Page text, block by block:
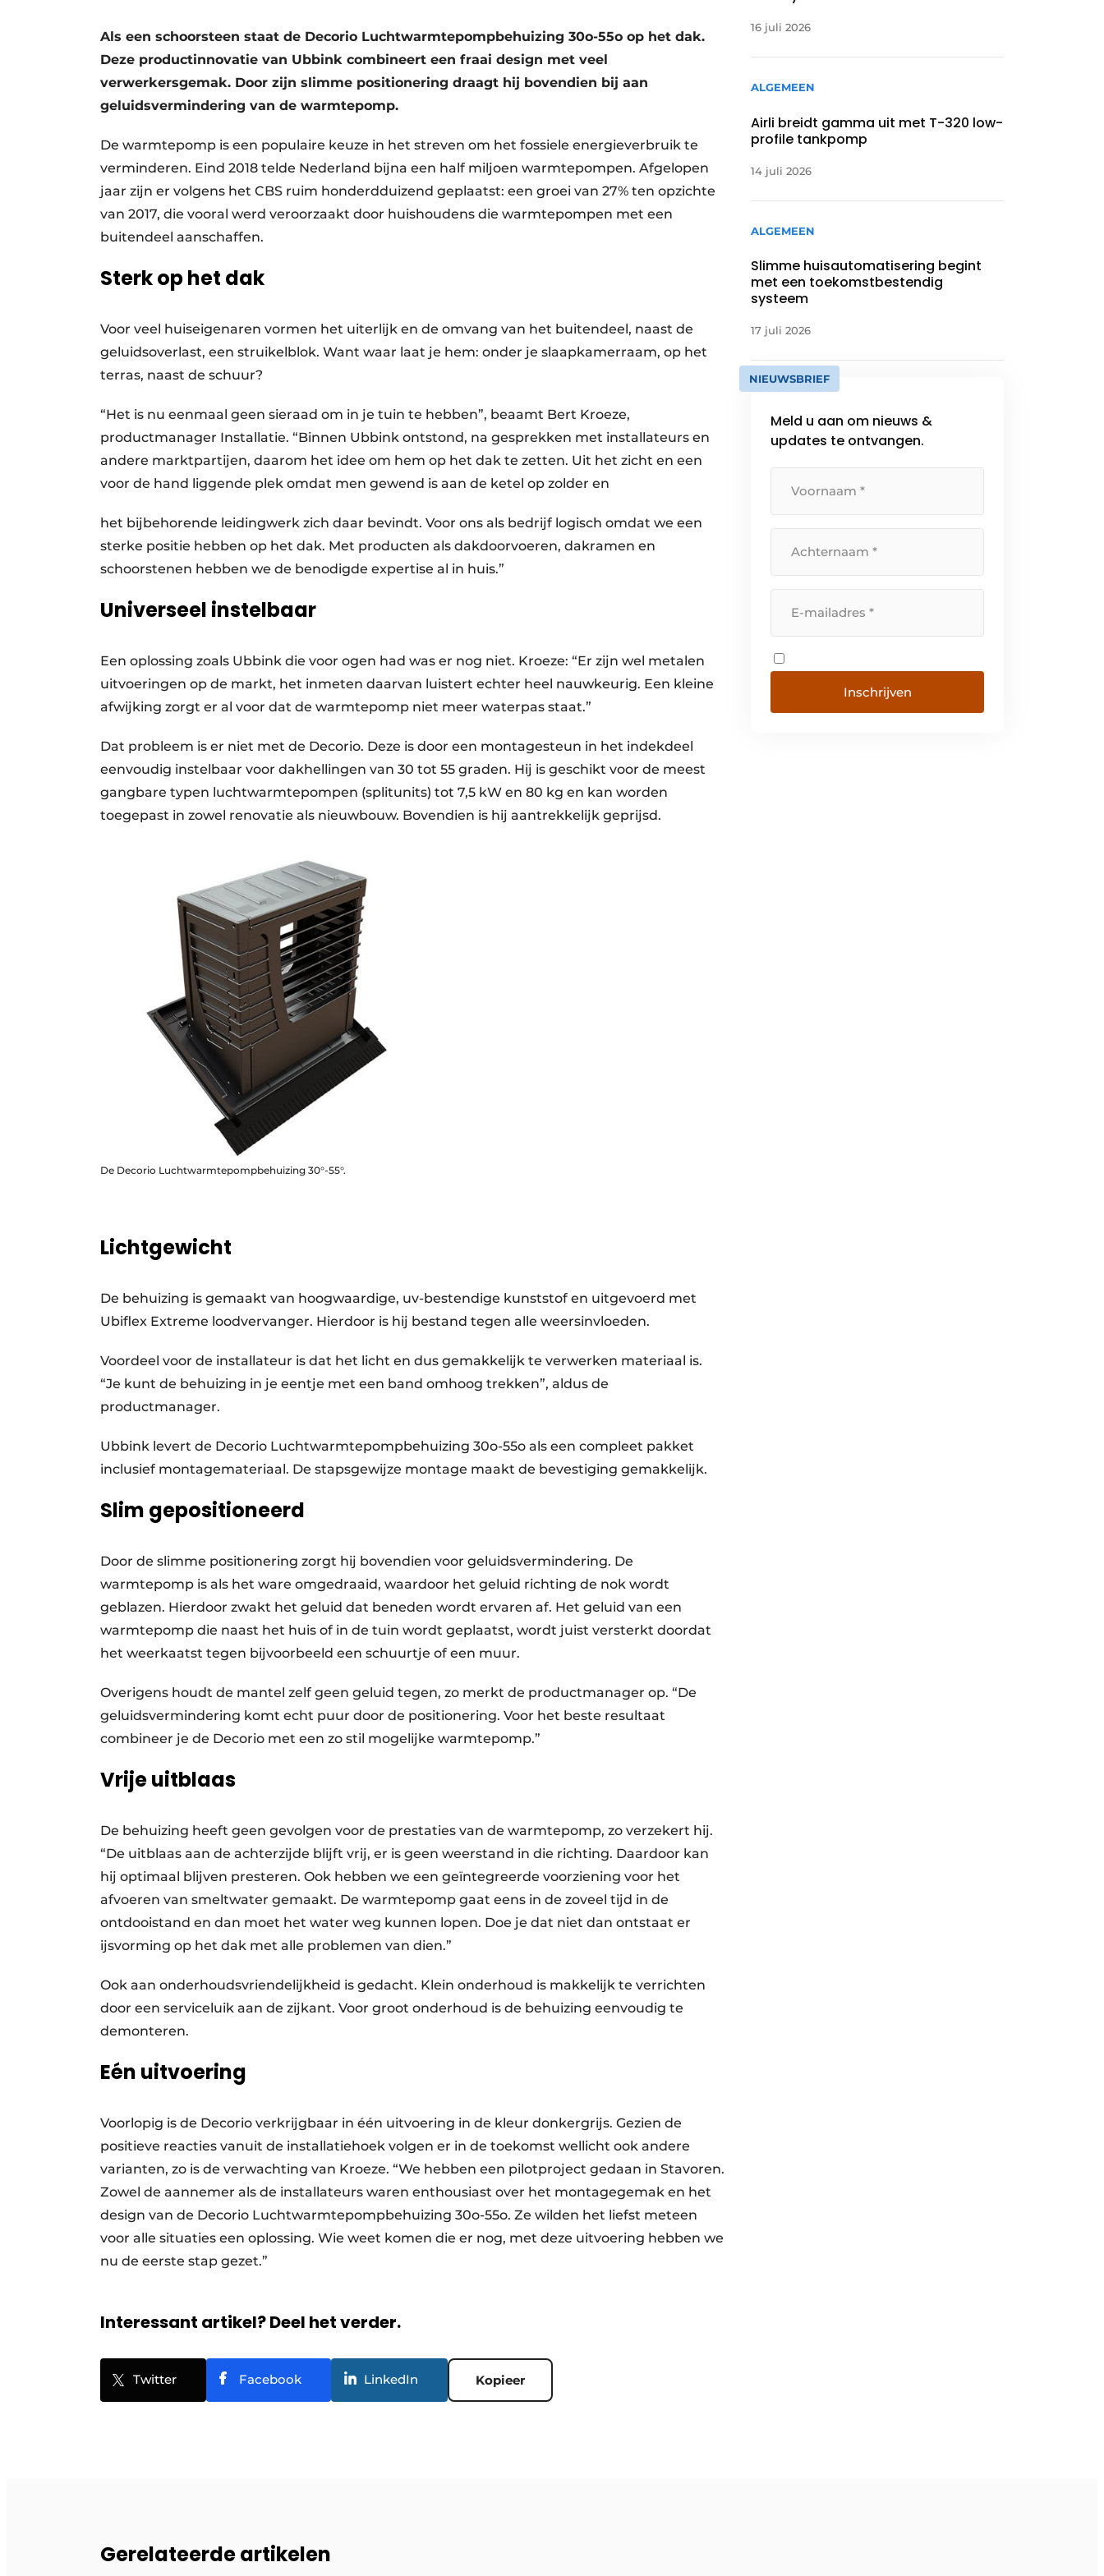
Video’s
Als een schoorsteen staat de Decorio Luchtwarmtepompbehuizing 30o-55o op het dak.
Deze productinnovatie van Ubbink combineert een fraai design met veel
verwerkersgemak. Door zijn slimme positionering draagt hij bovendien bij aan
geluidsvermindering van de warmtepomp.
De warmtepomp is een populaire keuze in het streven om het fossiele energieverbruik te
verminderen. Eind 2018 telde Nederland bijna een half miljoen warmtepompen. Afgelopen
jaar zijn er volgens het CBS ruim honderdduizend geplaatst: een groei van 27% ten opzichte
van 2017, die vooral werd veroorzaakt door huishoudens die warmtepompen met een
buitendeel aanschaffen.
Sterk op het dak
Voor veel huiseigenaren vormen het uiterlijk en de omvang van het buitendeel, naast de
geluidsoverlast, een struikelblok. Want waar laat je hem: onder je slaapkamerraam, op het
terras, naast de schuur?
“Het is nu eenmaal geen sieraad om in je tuin te hebben”, beaamt Bert Kroeze,
productmanager Installatie. “Binnen Ubbink ontstond, na gesprekken met installateurs en
andere marktpartijen, daarom het idee om hem op het dak te zetten. Uit het zicht en een
voor de hand liggende plek omdat men gewend is aan de ketel op zolder en
het bijbehorende leidingwerk zich daar bevindt. Voor ons als bedrijf logisch omdat we een
sterke positie hebben op het dak. Met producten als dakdoorvoeren, dakramen en
schoorstenen hebben we de benodigde expertise al in huis.”
Universeel instelbaar
Een oplossing zoals Ubbink die voor ogen had was er nog niet. Kroeze: “Er zijn wel metalen
uitvoeringen op de markt, het inmeten daarvan luistert echter heel nauwkeurig. Een kleine
afwijking zorgt er al voor dat de warmtepomp niet meer waterpas staat.”
Dat probleem is er niet met de Decorio. Deze is door een montagesteun in het indekdeel
eenvoudig instelbaar voor dakhellingen van 30 tot 55 graden. Hij is geschikt voor de meest
gangbare typen luchtwarmtepompen (splitunits) tot 7,5 kW en 80 kg en kan worden
toegepast in zowel renovatie als nieuwbouw. Bovendien is hij aantrekkelijk geprijsd.
De Decorio Luchtwarmtepompbehuizing 30°-55°.
Lichtgewicht
De behuizing is gemaakt van hoogwaardige, uv-bestendige kunststof en uitgevoerd met
Ubiflex Extreme loodvervanger. Hierdoor is hij bestand tegen alle weersinvloeden.
Voordeel voor de installateur is dat het licht en dus gemakkelijk te verwerken materiaal is.
“Je kunt de behuizing in je eentje met een band omhoog trekken”, aldus de
productmanager.
Ubbink levert de Decorio Luchtwarmtepompbehuizing 30o-55o als een compleet pakket
inclusief montagemateriaal. De stapsgewijze montage maakt de bevestiging gemakkelijk.
Slim gepositioneerd
Door de slimme positionering zorgt hij bovendien voor geluidsvermindering. De
warmtepomp is als het ware omgedraaid, waardoor het geluid richting de nok wordt
geblazen. Hierdoor zwakt het geluid dat beneden wordt ervaren af. Het geluid van een
warmtepomp die naast het huis of in de tuin wordt geplaatst, wordt juist versterkt doordat
het weerkaatst tegen bijvoorbeeld een schuurtje of een muur.
Overigens houdt de mantel zelf geen geluid tegen, zo merkt de productmanager op. “De
geluidsvermindering komt echt puur door de positionering. Voor het beste resultaat
combineer je de Decorio met een zo stil mogelijke warmtepomp.”
Vrije uitblaas
De behuizing heeft geen gevolgen voor de prestaties van de warmtepomp, zo verzekert hij.
“De uitblaas aan de achterzijde blijft vrij, er is geen weerstand in die richting. Daardoor kan
hij optimaal blijven presteren. Ook hebben we een geïntegreerde voorziening voor het
afvoeren van smeltwater gemaakt. De warmtepomp gaat eens in de zoveel tijd in de
ontdooistand en dan moet het water weg kunnen lopen. Doe je dat niet dan ontstaat er
ijsvorming op het dak met alle problemen van dien.”
Ook aan onderhoudsvriendelijkheid is gedacht. Klein onderhoud is makkelijk te verrichten
door een serviceluik aan de zijkant. Voor groot onderhoud is de behuizing eenvoudig te
demonteren.
Eén uitvoering
Voorlopig is de Decorio verkrijgbaar in één uitvoering in de kleur donkergrijs. Gezien de
positieve reacties vanuit de installatiehoek volgen er in de toekomst wellicht ook andere
varianten, zo is de verwachting van Kroeze. “We hebben een pilotproject gedaan in Stavoren.
Zowel de aannemer als de installateurs waren enthousiast over het montagegemak en het
design van de Decorio Luchtwarmtepompbehuizing 30o-55o. Ze wilden het liefst meteen
voor alle situaties een oplossing. Wie weet komen die er nog, met deze uitvoering hebben we
nu de eerste stap gezet.”
Interessant artikel? Deel het verder.
Twitter Facebook LinkedIn Kopieer
16 juli 2026
ALGEMEEN
Airli breidt gamma uit met T-320 low-
profile tankpomp
14 juli 2026
ALGEMEEN
Slimme huisautomatisering begint
met een toekomstbestendig
systeem
17 juli 2026
NIEUWSBRIEF
Meld u aan om nieuws &
updates te ontvangen.
Inschrijven
Gerelateerde artikelen